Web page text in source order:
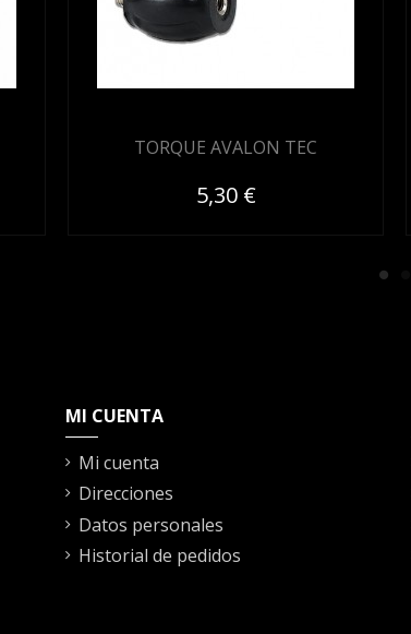
TORQUE AVALON TEC
5,30 €
MI CUENTA
Mi cuenta
Direcciones
Datos personales
Historial de pedidos